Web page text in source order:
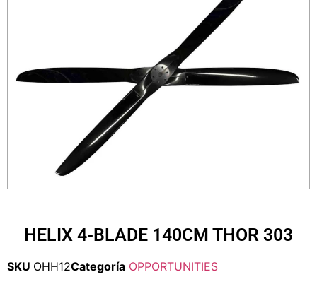
HELIX 4-BLADE 140CM THOR 303
SKU OHH12Categoría OPPORTUNITIES